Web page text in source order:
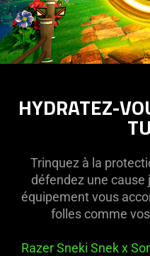
HYDRATEZ-
Trinquez à la
défendez une cause
équipement vous
folles comme
Razer Sneki Snek x